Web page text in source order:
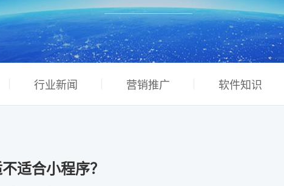
行业新闻 营销推广 软件知识
适合小程序？